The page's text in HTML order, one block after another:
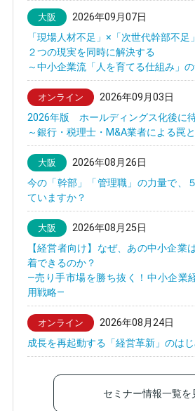
大阪
2026年09月07日
「現場人材不足」×「次世代幹部不足」
２つの現実を同時に解決する
～中小企業流「人を育てる仕組み」
オンライン
2026年09月03日
2026年版 ホールディングス化後に
～銀行・税理士・M&A業者による罠
大阪
2026年08月26日
今の「幹部」「管理職」の力量で、
ていますか？
大阪
2026年08月25日
【経営者向け】なぜ、あの中小企業
着できるのか？
—売り手市場を勝ち抜く！中小企業
用戦略—
オンライン
2026年08月24日
成長を再起動する「経営革新」のは
セミナー情報一覧を